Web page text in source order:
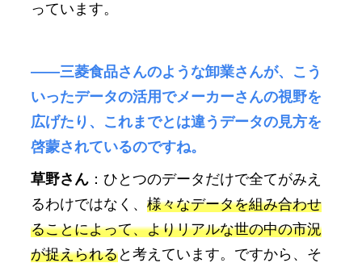
っています。
――三菱食品さんのような卸業さんが、こう
いったデータの活用でメーカーさんの視野を
広げたり、これまでとは違うデータの見方を
啓蒙されているのですね。
草野さん ：ひとつのデータだけで全てがみえ
るわけではなく、 様々なデータを組み合わせ
ることによって、よりリアルな世の中の市況
が捉えられると考えています。ですから、そ